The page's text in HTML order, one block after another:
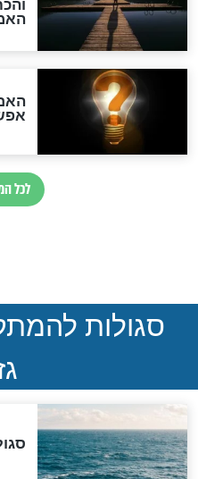
חדשות
הותר
נהרגו
המסמך
במרתפי
הנדיר